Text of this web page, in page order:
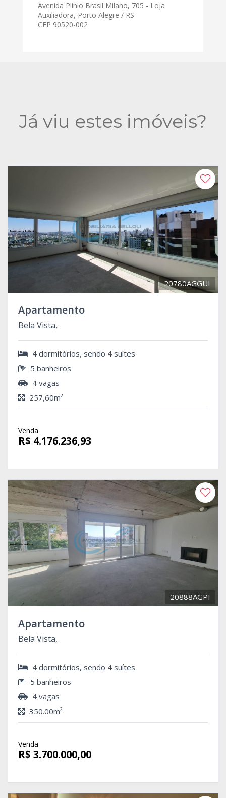
Avenida Plínio Brasil Milano, 705 - Loja
Auxiliadora, Porto Alegre / RS
CEP 90520-002
Já viu estes imóveis?
20780AGGUI
Apartamento
Bela Vista,
4 dormitórios, sendo 4 suítes
5 banheiros
4 vagas
257,60m²
Venda
R$ 4.176.236,93
20888AGPI
Apartamento
Bela Vista,
4 dormitórios, sendo 4 suítes
5 banheiros
4 vagas
350.00m²
Venda
R$ 3.700.000,00